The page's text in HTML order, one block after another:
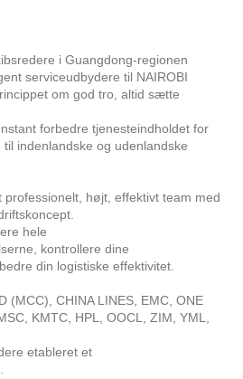
i Guangdong-regionen
serviceudbydere til NAIROBI
om god tro, altid sætte
forbedre tjenesteindholdet for
indenlandske og udenlandske
højt, effektivt team med
hele
kontrollere dine
din logistiske effektivitet.
(MCC), CHINA LINES, EMC, ONE
KMTC, HPL, OOCL, ZIM, YML,
etableret et